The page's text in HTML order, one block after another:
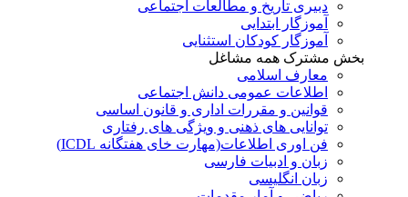
دبیری تاریخ و مطالعات اجتماعی
آموزگار ابتدایی
آموزگار کودکان استثنایی
بخش مشترک همه مشاغل
معارف اسلامی
اطلاعات عمومی دانش اجتماعی
قوانین و مقررات اداری و قانون اساسی
توانایی های ذهنی و ویژگی های رفتاری
فن اوری اطلاعات(مهارت خای هفتگانه ICDL)
زبان و ادبیات فارسی
زبان انگلیسی